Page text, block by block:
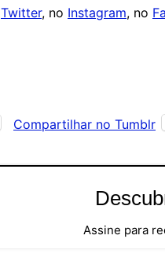
Twitter, no Instagram, no
Compartilhar no Tumblr
Assine para